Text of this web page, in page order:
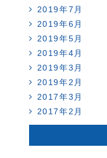
2019年7月
2019年6月
2019年5月
2019年4月
2019年3月
2019年2月
2017年3月
2017年2月